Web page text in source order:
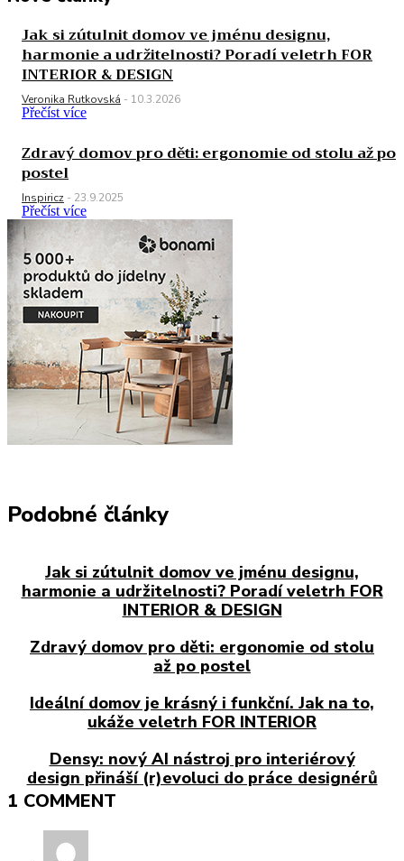
Jak si zútulnit domov ve jménu designu,
harmonie a udržitelnosti? Poradí veletrh FOR
INTERIOR & DESIGN
Veronika Rutkovská - 10.3.2026
Přečíst více
Zdravý domov pro děti: ergonomie od stolu až po
postel
Inspiricz - 23.9.2025
Přečíst více
Podobné články
Jak si zútulnit domov ve jménu designu,
harmonie a udržitelnosti? Poradí veletrh FOR
INTERIOR & DESIGN
Zdravý domov pro děti: ergonomie od stolu
až po postel
Ideální domov je krásný i funkční. Jak na to,
ukáže veletrh FOR INTERIOR
Densy: nový AI nástroj pro interiérový
design přináší (r)evoluci do práce designérů
1 COMMENT